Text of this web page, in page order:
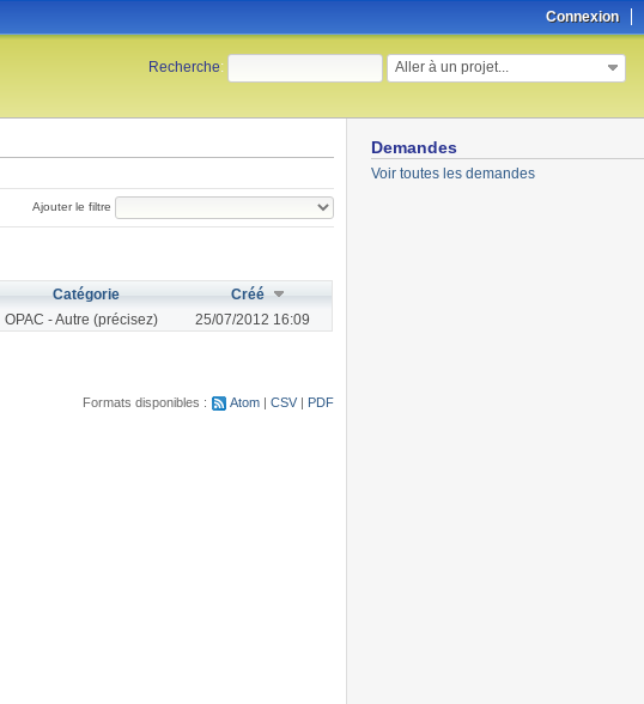
Connexion
Recherche: Aller à un projet...
Demandes
Voir toutes les demandes
Ajouter le filtre
Catégorie
Créé
OPAC - Autre (précisez) 25/07/2012 16:09
Formats disponibles : Atom CSV PDF